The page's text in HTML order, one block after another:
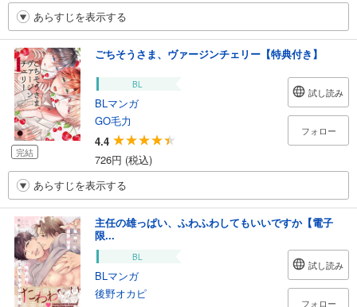
あらすじを表示する
完結
ごちそうさま、ヴァージンチェリー【特典付き】
BL
BLマンガ
GO毛力
4.4
726円 (税込)
試し読み
フォロー
あらすじを表示する
主任の雄っぱい、ふわふわしてもいいですか【電子
限...
BL
BLマンガ
後野オカピ
試し読み
フォロー